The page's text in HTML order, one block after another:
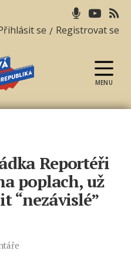
se / Registrovat se
MENU
Reportéři
poplach, už
“nezávislé”
u